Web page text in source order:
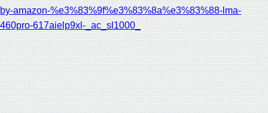
by-amazon-%e3%83%9f%e3%83%8a%e3%83%88-lma-
460pro-617aielp9xl-_ac_sl1000_